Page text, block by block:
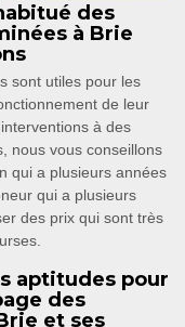
des
à Brie
sont utiles pour les
de leur
à des
nous vous conseillons
qui a plusieurs années
qui a plusieurs
des prix qui sont très
aptitudes pour
des
et ses